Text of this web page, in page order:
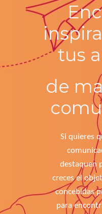
tus
de
Si quieres
destaquen
creces el
concebidas
para